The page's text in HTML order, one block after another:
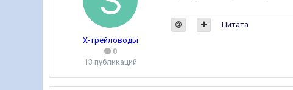
Х-трейловоды
0
13 публикаций
Цитата